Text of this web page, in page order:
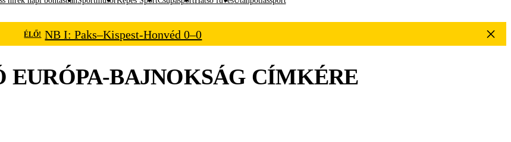
ÉLŐ! NB I: Paks–Kispest-Honvéd 0–0
EURÓPA-BAJNOKSÁG CÍMKÉRE